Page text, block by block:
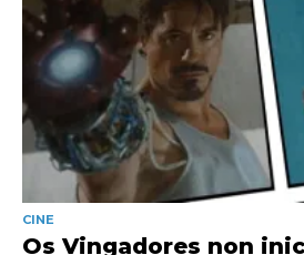
CINE
Os Vingadores non